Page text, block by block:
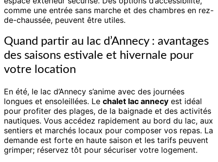
comme une entrée sans marche et des chambres en rez-
de-chaussée, peuvent être utiles.
Quand partir au lac d’Annecy : avantages
des saisons estivale et hivernale pour
votre location
En été, le lac d’Annecy s’anime avec des journées
longues et ensoleillées. Le chalet lac annecy est idéal
pour profiter des plages, de la baignade et des activités
nautiques. Vous accédez rapidement au bord du lac, aux
sentiers et marchés locaux pour composer vos repas. La
demande est forte en haute saison et les tarifs peuvent
grimper; réservez tôt pour sécuriser votre logement.